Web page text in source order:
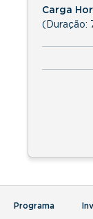
Carga
(Duração:
Programa